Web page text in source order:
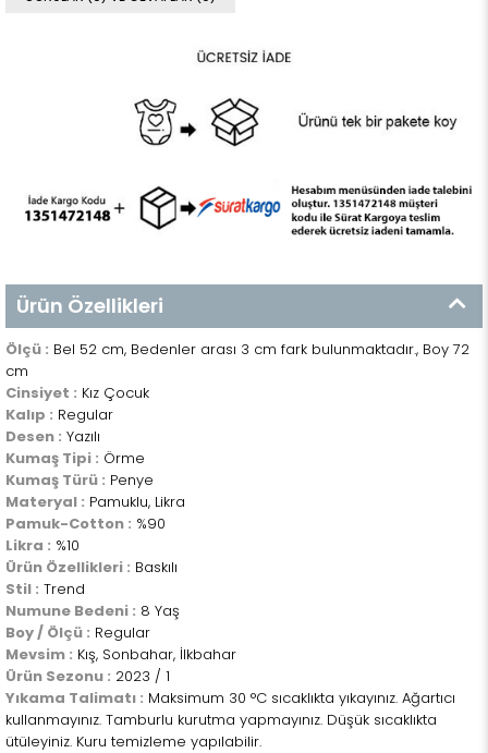
Ürün Özellikleri
Ölçü : Bel 52 cm, Bedenler arası 3 cm fark bulunmaktadır., Boy 72
cm
Cinsiyet : Kız Çocuk
Kalıp : Regular
Desen : Yazılı
Kumaş Tipi : Örme
Kumaş Türü : Penye
Materyal : Pamuklu, Likra
Pamuk-Cotton : %90
Likra : %10
Ürün Özellikleri : Baskılı
Stil : Trend
Numune Bedeni : 8 Yaş
Boy / Ölçü : Regular
Mevsim : Kış, Sonbahar, İlkbahar
Ürün Sezonu : 2023 / 1
Yıkama Talimatı : Maksimum 30 °C sıcaklıkta yıkayınız. Ağartıcı
kullanmayınız. Tamburlu kurutma yapmayınız. Düşük sıcaklıkta
ütüleyiniz. Kuru temizleme yapılabilir.